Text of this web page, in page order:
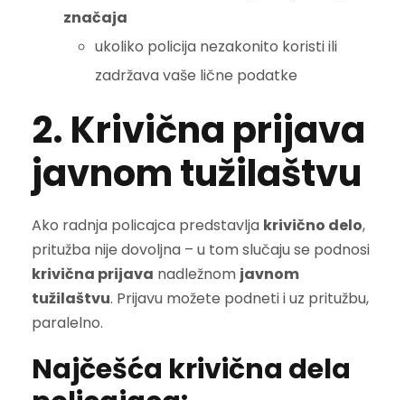
značaja
ukoliko policija nezakonito koristi ili
zadržava vaše lične podatke
2. Krivična prijava
javnom tužilaštvu
Ako radnja policajca predstavlja krivično delo,
pritužba nije dovoljna – u tom slučaju se podnosi
krivična prijava nadležnom javnom
tužilaštvu. Prijavu možete podneti i uz pritužbu,
paralelno.
Najčešća krivična dela